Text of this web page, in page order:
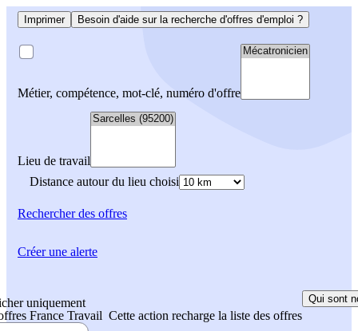
Imprimer Besoin d'aide sur la recherche d'offres d'emploi ?
Métier, compétence, mot-clé, numéro d'offre
Lieu de travail
Distance autour du lieu choisi
Rechercherdes offres
uniquement
France Travail Cette action recharge la liste des offres
Qui sont
Créer une alerte